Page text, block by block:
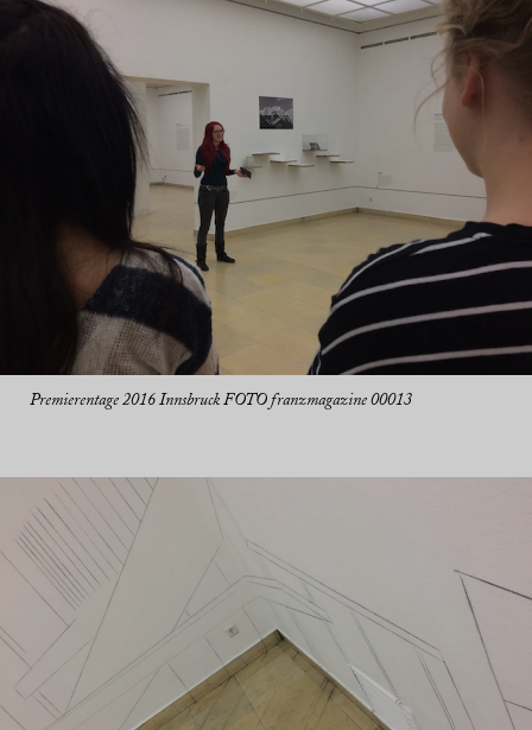
Premierentage 2016 Innsbruck FOTO franzmagazine 00013